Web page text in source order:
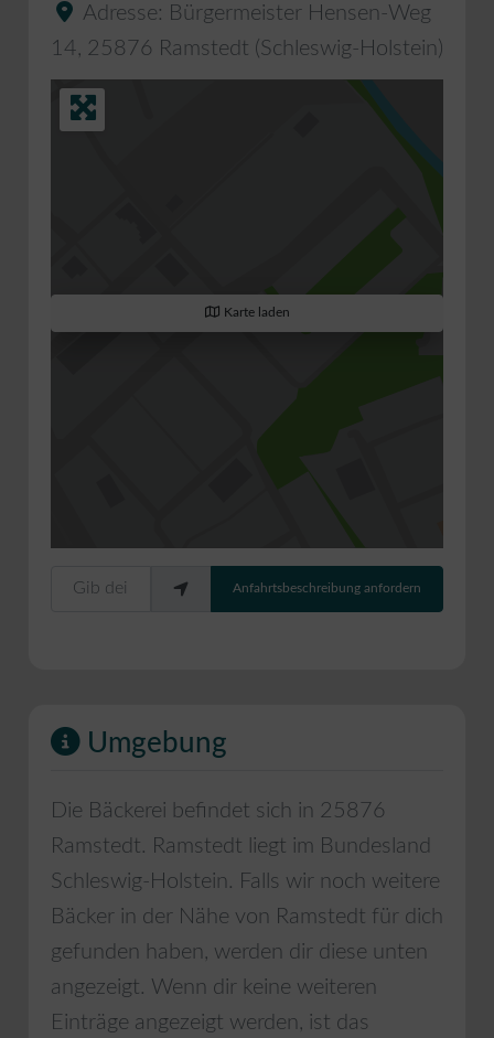
Adresse: Bürgermeister Hensen-Weg
14, 25876 Ramstedt (Schleswig-Holstein)
Karte laden
Gib deinen Standort ein.
Anfahrtsbeschreibung anfordern
Umgebung
Die Bäckerei befindet sich in 25876
Ramstedt. Ramstedt liegt im Bundesland
Schleswig-Holstein . Falls wir noch weitere
Bäcker in der Nähe von Ramstedt für dich
gefunden haben, werden dir diese unten
angezeigt. Wenn dir keine weiteren
Einträge angezeigt werden, ist das